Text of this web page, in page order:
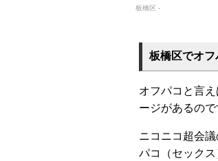
板橋区 -
板橋区でオフ
オフパコと言
ージがあるので
ニコニコ超会
パコ（セックス